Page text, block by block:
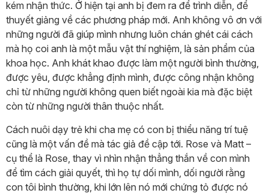
kém nhận thức. Ở hiện tại anh bị đem ra để trình diễn, để
thuyết giảng về các phương pháp mới. Anh không vô ơn với
những người đã giúp mình nhưng luôn chán ghét cái cách
mà họ coi anh là một mẫu vật thí nghiệm, là sản phẩm của
khoa học. Anh khát khao được làm một người bình thường,
được yêu, được khẳng định mình, được công nhận không
chỉ từ những người không quen biết ngoài kia mà đặc biệt
còn từ những người thân thuộc nhất.
Cách nuôi dạy trẻ khi cha mẹ có con bị thiểu năng trí tuệ
cũng là một vấn đề mà tác giả đề cập tới. Rose và Matt –
cụ thể là Rose, thay vì nhìn nhận thẳng thắn về con mình
để tìm cách giải quyết, thì họ tự dối mình, dối người rằng
con tôi bình thường, khi lớn lên nó mới chứng tỏ được nó